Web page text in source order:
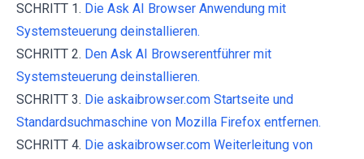
SCHRITT 1. Die Ask AI Browser Anwendung mit
Systemsteuerung deinstallieren.
SCHRITT 2. Den Ask AI Browserentführer mit
Systemsteuerung deinstallieren.
SCHRITT 3. Die askaibrowser.com Startseite und
Standardsuchmaschine von Mozilla Firefox entfernen.
SCHRITT 4. Die askaibrowser.com Weiterleitung von